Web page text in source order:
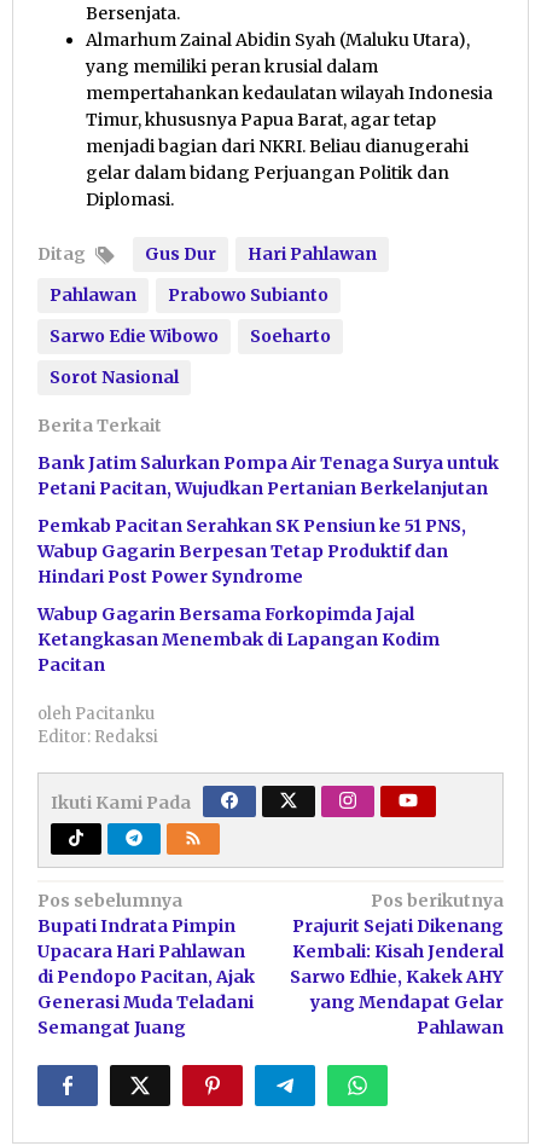
Bersenjata.
Almarhum Zainal Abidin Syah (Maluku Utara),
yang memiliki peran krusial dalam
mempertahankan kedaulatan wilayah Indonesia
Timur, khususnya Papua Barat, agar tetap
menjadi bagian dari NKRI. Beliau dianugerahi
gelar dalam bidang Perjuangan Politik dan
Diplomasi.
Ditag Gus Dur
Hari Pahlawan
Pahlawan
Prabowo Subianto
Sarwo Edie Wibowo
Soeharto
Sorot Nasional
Berita Terkait
Bank Jatim Salurkan Pompa Air Tenaga Surya untuk
Petani Pacitan, Wujudkan Pertanian Berkelanjutan
Pemkab Pacitan Serahkan SK Pensiun ke 51 PNS,
Wabup Gagarin Berpesan Tetap Produktif dan
Hindari Post Power Syndrome
Wabup Gagarin Bersama Forkopimda Jajal
Ketangkasan Menembak di Lapangan Kodim
Pacitan
oleh Pacitanku
Editor: Redaksi
Ikuti Kami Pada
Navigasi
pos
Pos sebelumnya
Bupati Indrata Pimpin
Upacara Hari Pahlawan
di Pendopo Pacitan, Ajak
Generasi Muda Teladani
Semangat Juang
Pos berikutnya
Prajurit Sejati Dikenang
Kembali: Kisah Jenderal
Sarwo Edhie, Kakek AHY
yang Mendapat Gelar
Pahlawan